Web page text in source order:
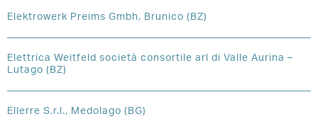
Elektrowerk Preims Gmbh, Brunico (BZ)
Elettrica Weitfeld società consortile arl di Valle Aurina –
Lutago (BZ)
Ellerre S.r.l., Medolago (BG)